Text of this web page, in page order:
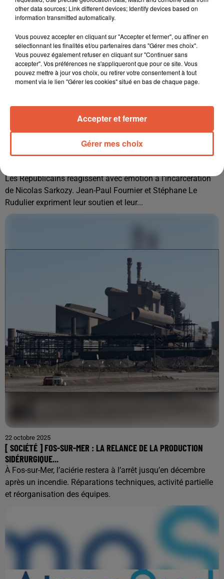
22 octobre 2025
Les Républicains réagissent avec émotion à l’incarcération
de Nicolas Sarkozy. Jean-Paul Fournier et Stéphane Le
Rudulier expriment leur soutien et leur...
22 octobre 2025
[ SOCIÉTÉ ] FOS-SUR-MER : LA RELANCE DE LA PRODUCTION
SIDÉRURGIQUE...
À Fos-sur-Mer, l’aciérie restera à l’arrêt jusqu’en décembre
après un incendie. Réparations techniques, activité partielle
et réorganisation des équipes.
other data sources; Link different devices; Identify devices based on
information transmitted automatically.
Vous pouvez accepter en cliquant sur "Accepter et fermer", ou affiner en
sélectionnant les finalités et/ou partenaires dans "Gérer mes choix".
Vous pouvez également refuser en cliquant sur "Continuer sans
accepter". Vos préférences ne s'appliqueront que pour ce site. Vous
pouvez mettre à jour vos choix, ou retirer votre consentement à tout
moment via le lien "Gérer les cookies" situé en bas de chaque page.
Gérer mes choix
Accepter et fermer